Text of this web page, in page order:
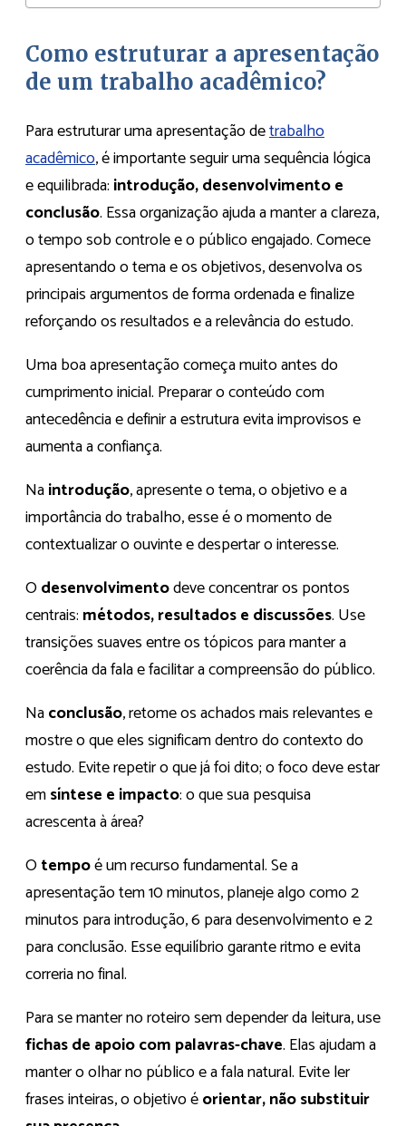
Como estruturar a apresentação
de um trabalho acadêmico?
Para estruturar uma apresentação detrabalho
acadêmico, é importante seguir uma sequência lógica
e equilibrada: introdução, desenvolvimento e
conclusão. Essa organização ajuda a manter a clareza,
o tempo sob controle e o público engajado. Comece
apresentando o tema e os objetivos, desenvolva os
principais argumentos de forma ordenada e finalize
reforçando os resultados e a relevância do estudo.
Uma boa apresentação começa muito antes do
cumprimento inicial. Preparar o conteúdo com
antecedência e definir a estrutura evita improvisos e
aumenta a confiança.
Naintrodução, apresente o tema, o objetivo e a
importância do trabalho, esse é o momento de
contextualizar o ouvinte e despertar o interesse.
O desenvolvimentodeve concentrar os pontos
centrais: métodos, resultados e discussões. Use
transições suaves entre os tópicos para manter a
coerência da fala e facilitar a compreensão do público.
Naconclusão, retome os achados mais relevantes e
mostre o que eles significam dentro do contexto do
estudo. Evite repetir o que já foi dito; o foco deve estar
emsíntese e impacto: o que sua pesquisa
acrescenta à área?
O tempoé um recurso fundamental. Se a
apresentação tem 10 minutos, planeje algo como 2
minutos para introdução, 6 para desenvolvimento e 2
para conclusão. Esse equilíbrio garante ritmo e evita
correria no final.
Para se manter no roteiro sem depender da leitura, use
fichas de apoio com palavras-chave. Elas ajudam a
manter o olhar no público e a fala natural. Evite ler
frases inteiras, o objetivo éorientar, não substituir